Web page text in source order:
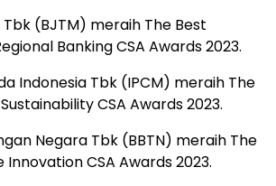
(BJTM) meraih The Best
Banking CSA Awards 2023.
Indonesia Tbk (IPCM) meraih The
CSA Awards 2023.
Negara Tbk (BBTN) meraih The
CSA Awards 2023.